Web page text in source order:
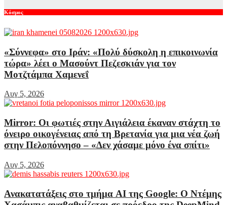
Κόσμος
«Σύννεφα» στο Ιράν: «Πολύ δύσκολη η επικοινωνία
τώρα» λέει ο Μασούντ Πεζεσκιάν για τον
Μοτζτάμπα Χαμενεΐ
Αυγ 5, 2026
Mirror: Οι φωτιές στην Αιγιάλεια έκαναν στάχτη το
όνειρο οικογένειας από τη Βρετανία για μια νέα ζωή
στην Πελοπόννησο – «Δεν χάσαμε μόνο ένα σπίτι»
Αυγ 5, 2026
Ανακατατάξεις στο τμήμα AI της Google: Ο Ντέμης